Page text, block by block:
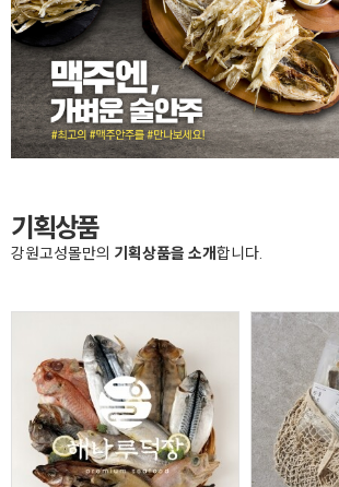
기획상품
강원고성몰만의 기획상품을 소개합니다.